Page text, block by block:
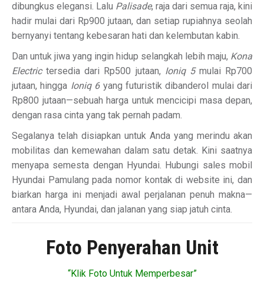
dibungkus elegansi. Lalu Palisade, raja dari semua raja, kini
hadir mulai dari Rp900 jutaan, dan setiap rupiahnya seolah
bernyanyi tentang kebesaran hati dan kelembutan kabin.
Dan untuk jiwa yang ingin hidup selangkah lebih maju, Kona
Electrictersedia dari Rp500 jutaan, Ioniq 5mulai Rp700
jutaan, hingga Ioniq 6yang futuristik dibanderol mulai dari
Rp800 jutaan—sebuah harga untuk mencicipi masa depan,
dengan rasa cinta yang tak pernah padam.
Segalanya telah disiapkan untuk Anda yang merindu akan
mobilitas dan kemewahan dalam satu detak. Kini saatnya
menyapa semesta dengan Hyundai. Hubungi sales mobil
Hyundai Pamulang pada nomor kontak di website ini, dan
biarkan harga ini menjadi awal perjalanan penuh makna—
antara Anda, Hyundai, dan jalanan yang siap jatuh cinta.
Foto Penyerahan Unit
“Klik Foto Untuk Memperbesar”